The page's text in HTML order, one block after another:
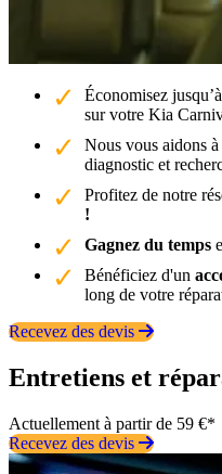
Économisez jusqu’à
sur votre Kia
Nous vous aidons
diagnostic et
Profitez de notre
!
Gagnez du temps
Bénéficiez d'un
long de votre
Recevez des devis
Entretiens et
Actuellement à partir de 59 €*
Recevez des devis